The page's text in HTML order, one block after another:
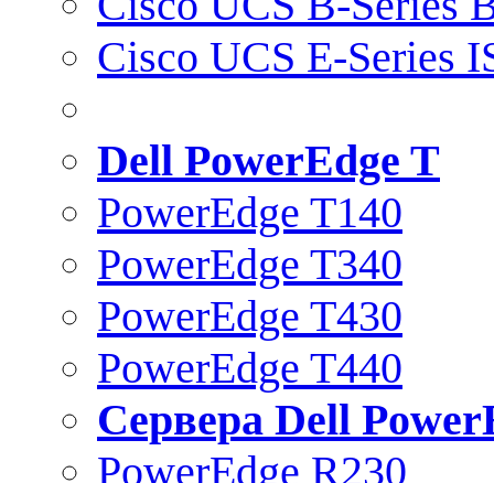
Cisco UCS E-Series
Dell PowerEdge T
PowerEdge T140
PowerEdge T340
PowerEdge T430
PowerEdge T440
Сервера Dell
PowerEdge R230